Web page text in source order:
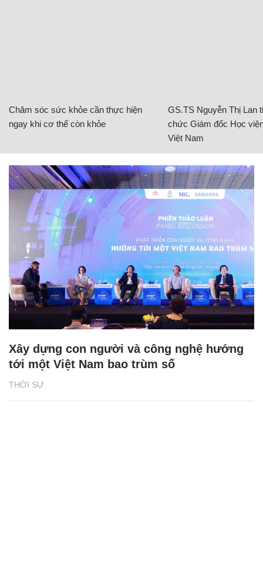
Chăm sóc sức khỏe cần thực hiện
ngay khi cơ thể còn khỏe
GS.TS Nguyễn Thị Lan
chức Giám đốc Học
Việt Nam
THỜI SỰ
Xây dựng con người và công nghệ hướng
tới một Việt Nam bao trùm số